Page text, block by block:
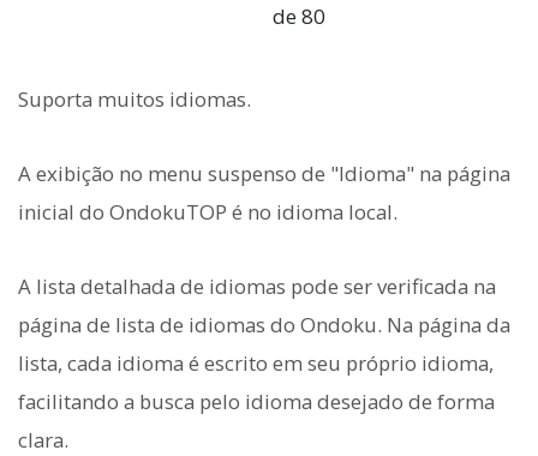
de 80
Suporta muitos idiomas.
A exibição no menu suspenso de "Idioma" na página
inicial do OndokuTOP é no idioma local.
A lista detalhada de idiomas pode ser verificada na
página de lista de idiomas do Ondoku. Na página da
lista, cada idioma é escrito em seu próprio idioma,
facilitando a busca pelo idioma desejado de forma
clara.